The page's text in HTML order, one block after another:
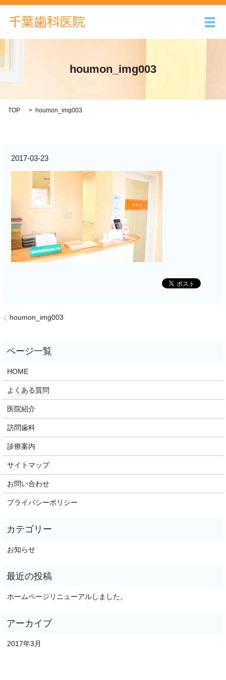
メ
houmon_img003
TOP houmon_img003
2017-03-23
houmon_img003
HOME
よくある質問
医院紹介
訪問歯科
診療案内
サイトマップ
お問い合わせ
プライバシーポリシー
お知らせ
ホームページリニューアルしました。
2017年3月